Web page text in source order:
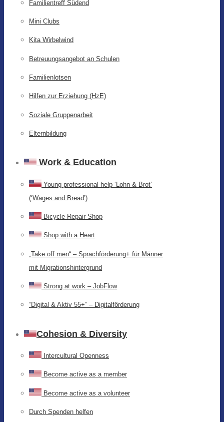
Familientreff Südend
Mini Clubs
Kita Wirbelwind
Betreuungsangebot an Schulen
Familienlotsen
Hilfen zur Erziehung (HzE)
Soziale Gruppenarbeit
Elternbildung
Work & Education
Young professional help ‘Lohn & Brot’
(‘Wages and Bread’)
Bicycle Repair Shop
Shop with a Heart
„Take off men“ – Sprachförderung+ für Männer
mit Migrationshintergrund
Strong at work – JobFlow
“Digital & Aktiv 55+” – Digitalförderung
Cohesion & Diversity
Intercultural Openness
Become active as a member
Become active as a volunteer
Durch Spenden helfen